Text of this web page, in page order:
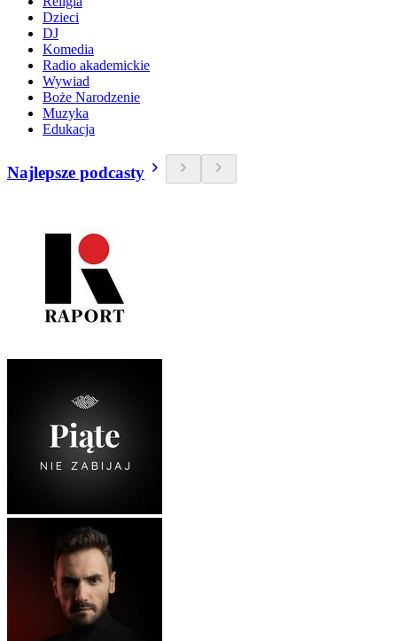
Dzieci
DJ
Komedia
Radio akademickie
Wywiad
Boże Narodzenie
Muzyka
Edukacja
Najlepsze podcasty